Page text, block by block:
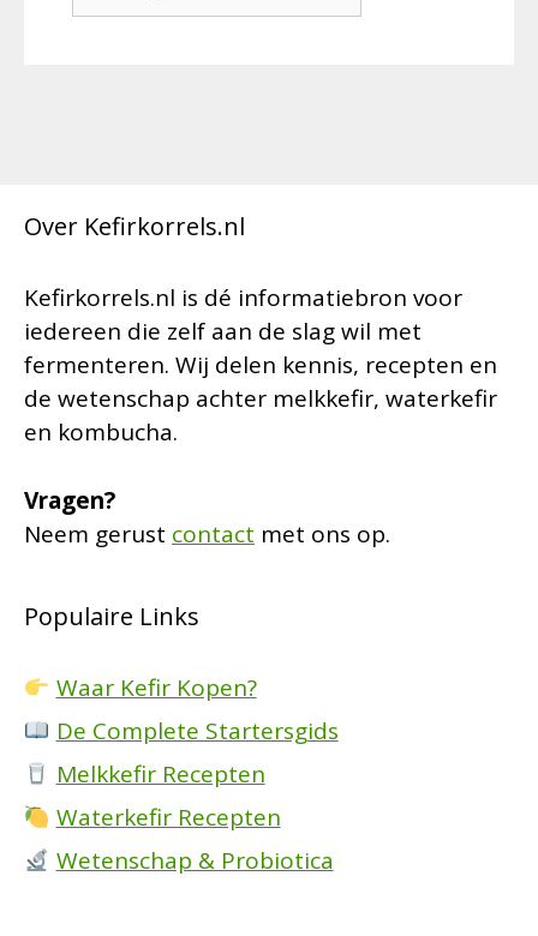
Over Kefirkorrels.nl
Kefirkorrels.nl is dé informatiebron voor
iedereen die zelf aan de slag wil met
fermenteren. Wij delen kennis, recepten en
de wetenschap achter melkkefir, waterkefir
en kombucha.
Vragen?
Neem gerust contact met ons op.
Populaire Links
Waar Kefir Kopen?
De Complete Startersgids
Melkkefir Recepten
Waterkefir Recepten
Wetenschap & Probiotica